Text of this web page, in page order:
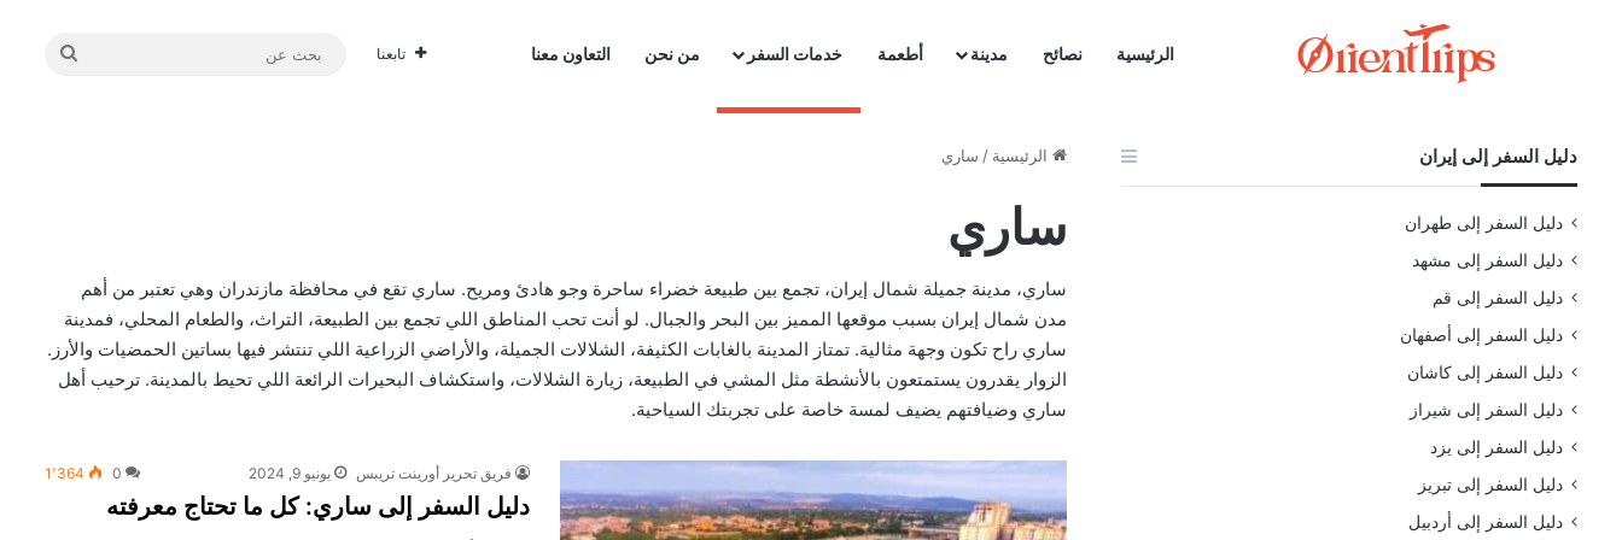
الرئيسية نصائح مدينة أطعمة خدمات السفر من نحن التعاون معنا تابعنا
بحث
الرئيسية / ساري
ساري
ساري، مدينة جميلة شمال إيران، تجمع بين طبيعة خضراء ساحرة وجو هادئ ومريح. ساري تقع في محافظة مازندران وهي تعتبر من أهم
مدن شمال إيران بسبب موقعها المميز بين البحر والجبال. لو أنت تحب المناطق اللي تجمع بين الطبيعة، التراث، والطعام المحلي، فمدينة
ساري راح تكون وجهة مثالية. تمتاز المدينة بالغابات الكثيفة، الشلالات الجميلة، والأراضي الزراعية اللي تنتشر فيها بساتين الحمضيات والأرز.
الزوار يقدرون يستمتعون بالأنشطة مثل المشي في الطبيعة، زيارة الشلالات، واستكشاف البحيرات الرائعة اللي تحيط بالمدينة. ترحيب أهل
ساري وضيافتهم يضيف لمسة خاصة على تجربتك السياحية.
فريق تحرير أورينت تريبس يونيو 9, 2024 0 1٬364
دليل السفر إلى ساري: كل ما تحتاج معرفته
دليل السفر إلى إيران
دليل السفر إلى طهران
دليل السفر إلى مشهد
دليل السفر إلى قم
دليل السفر إلى أصفهان
دليل السفر إلى كاشان
دليل السفر إلى شيراز
دليل السفر إلى يزد
دليل السفر إلى تبريز
دليل السفر إلى أردبيل